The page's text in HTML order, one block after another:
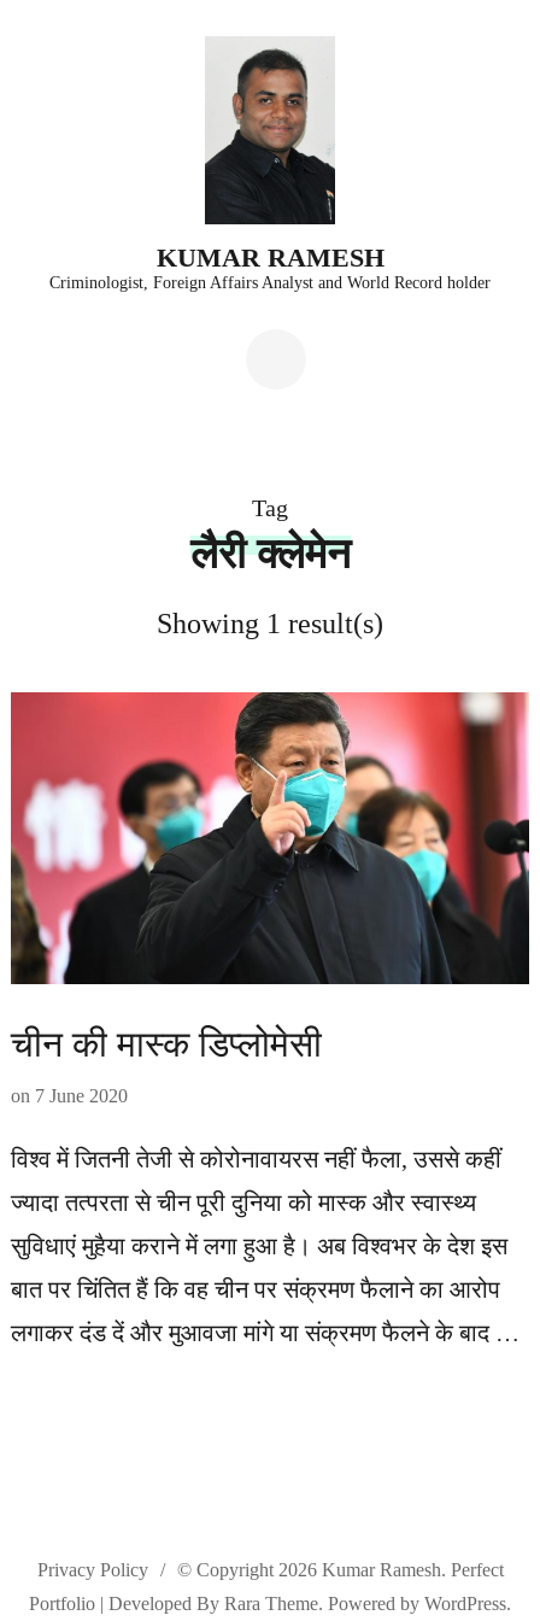
KUMAR RAMESH
Criminologist, Foreign Affairs Analyst and World Record holder
Tag
लैरी क्लेमेन
Showing 1 result(s)
चीन की मास्क डिप्लोमेसी
on 7 June 2020
विश्व में जितनी तेजी से कोरोनावायरस नहीं फैला, उससे कहीं
ज्यादा तत्परता से चीन पूरी दुनिया को मास्क और स्वास्थ्य
सुविधाएं मुहैया कराने में लगा हुआ है। अब विश्वभर के देश इस
बात पर चिंतित हैं कि वह चीन पर संक्रमण फैलाने का आरोप
लगाकर दंड दें और मुआवजा मांगे या संक्रमण फैलने के बाद …
Privacy Policy © Copyright 2026 Kumar Ramesh. Perfect
Portfolio | Developed By Rara Theme. Powered by WordPress.